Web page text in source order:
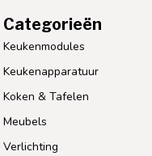
Categorieën
Keukenmodules
Keukenapparatuur
Koken & Tafelen
Meubels
Verlichting